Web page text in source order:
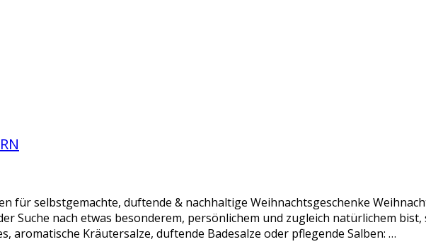
für selbstgemachte, duftende & nachhaltige Weihnachtsgeschenke
Suche nach etwas besonderem, persönlichem und zugleich natürlichem
aromatische Kräutersalze, duftende Badesalze oder pflegende Salben: …